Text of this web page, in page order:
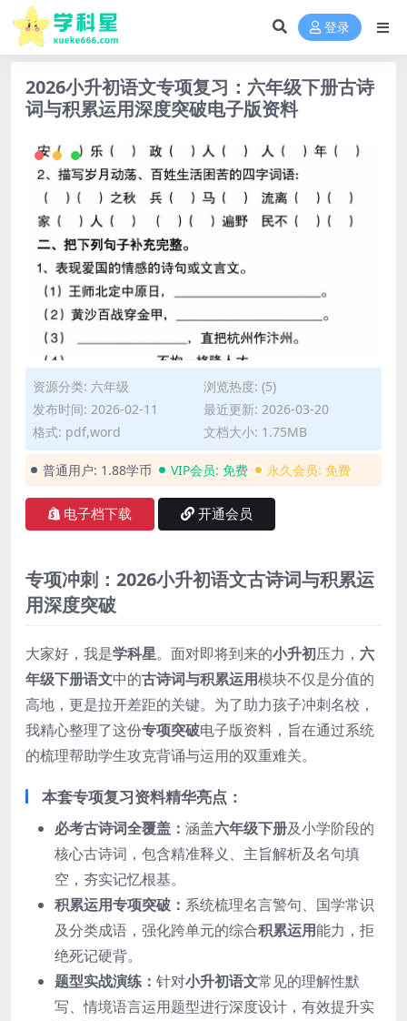
登录
2026小升初语文专项复习：六年级下册古诗
词与积累运用深度突破电子版资料
资源分类: 六年级
浏览热度: (5)
发布时间: 2026-02-11
最近更新: 2026-03-20
格式: pdf,word
文档大小: 1.75MB
普通用户: 1.88学币 VIP会员: 免费 永久会员: 免费
电子档下载 开通会员
专项冲刺：2026小升初语文古诗词与积累运
用深度突破
大家好，我是学科星。面对即将到来的小升初压力， 六
年级下册语文中的古诗词与积累运用模块不仅是分值的
高地，更是拉开差距的关键。为了助力孩子冲刺名校，
我精心整理了这份专项突破电子版资料，旨在通过系统
的梳理帮助学生攻克背诵与运用的双重难关。
本套专项复习资料精华亮点：
必考古诗词全覆盖： 涵盖六年级下册及小学阶段的
核心古诗词，包含精准释义、主旨解析及名句填
空，夯实记忆根基。
积累运用专项突破： 系统梳理名言警句、国学常识
及分类成语，强化跨单元的综合积累运用能力，拒
绝死记硬背。
题型实战演练： 针对小升初语文常见的理解性默
写、情境语言运用题型进行深度设计，有效提升实